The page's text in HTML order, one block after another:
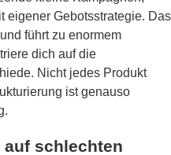
eigener Gebotsstrategie. Das
führt zu enormem
dich auf die
Nicht jedes Produkt
ist genauso
auf schlechten